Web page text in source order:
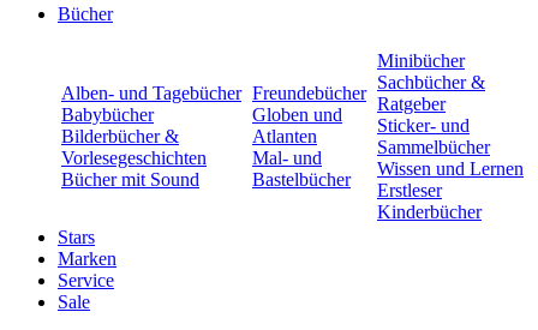
Bücher
Alben- und Tagebücher
Babybücher
Bilderbücher &
Vorlesegeschichten
Bücher mit Sound
Freundebücher
Globen und
Atlanten
Mal- und
Bastelbücher
Minibücher
Sachbücher &
Ratgeber
Sticker- und
Sammelbücher
Wissen und Lernen
Erstleser
Kinderbücher
Stars
Marken
Service
Sale